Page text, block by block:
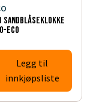
sandblåseklokke
ECO
Legg til
innkjøpsliste